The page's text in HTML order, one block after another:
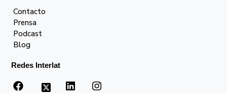
Contacto
Prensa
Podcast
Blog
Redes Interlat